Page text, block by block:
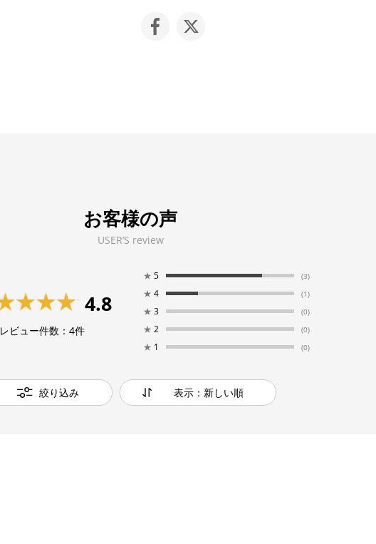
お客様の声
USER’S review
4.8
レビュー件数：4件
★ 5 (3)
★ 4 (1)
★ 3 (0)
★ 2 (0)
★ 1 (0)
絞り込み 表示：新しい順